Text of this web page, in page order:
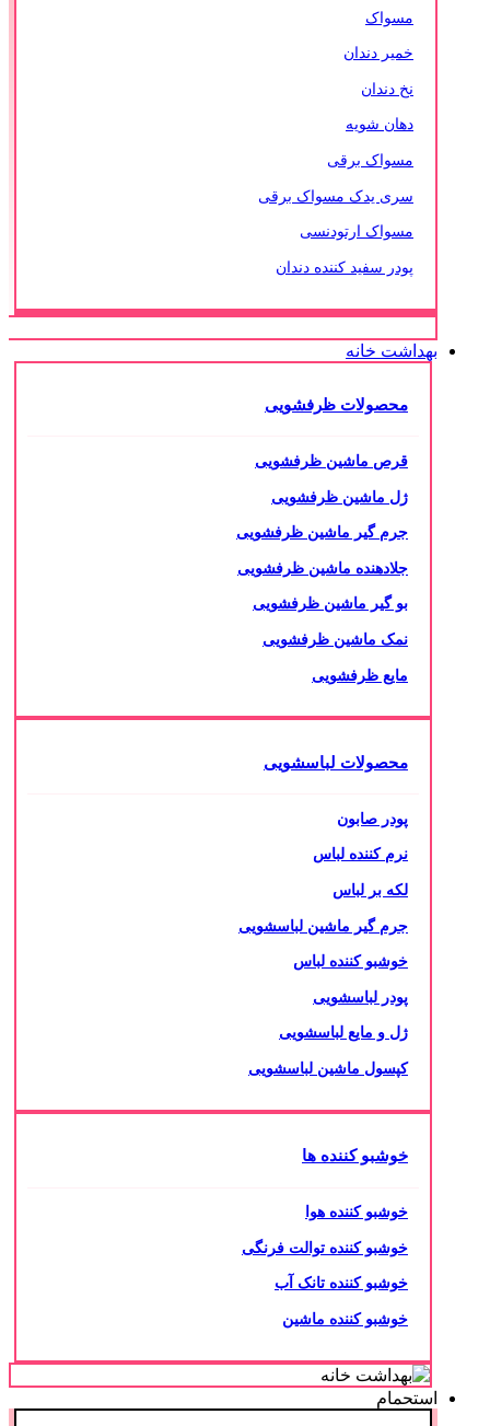
مسواک
خمیر دندان
نخ دندان
دهان شویه
مسواک برقی
سری یدک مسواک برقی
مسواک ارتودنسی
پودر سفید کننده دندان
بهداشت خانه
محصولات ظرفشویی
قرص ماشین ظرفشویی
ژل ماشین ظرفشویی
جرم گیر ماشین ظرفشویی
جلادهنده ماشین ظرفشویی
بو گیر ماشین ظرفشویی
نمک ماشین ظرفشویی
مایع ظرفشویی
محصولات لباسشویی
پودر صابون
نرم کننده لباس
لکه بر لباس
جرم گیر ماشین لباسشویی
خوشبو کننده لباس
پودر لباسشویی
ژل و مایع لباسشویی
کپسول ماشین لباسشویی
خوشبو کننده ها
خوشبو کننده هوا
خوشبو کننده توالت فرنگی
خوشبو کننده تانک آب
خوشبو کننده ماشین
استحمام